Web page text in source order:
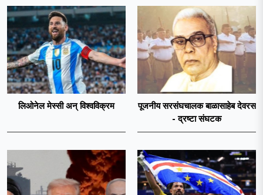
लिओनेल मेस्सी अन् विश्वविक्रम
पूजनीय सरसंघचालक बाळासाहेब देवरस
- द्रष्टा संघटक